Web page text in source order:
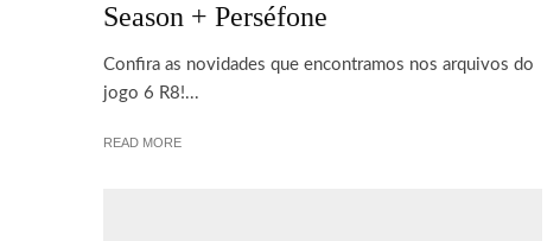
Season + Perséfone
Confira as novidades que encontramos nos arquivos do
jogo 6 R8!...
READ MORE